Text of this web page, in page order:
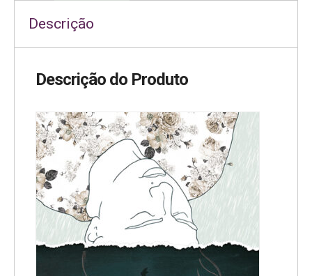
Centrifugar
1600rpm
Descrição
Descrição do Produto